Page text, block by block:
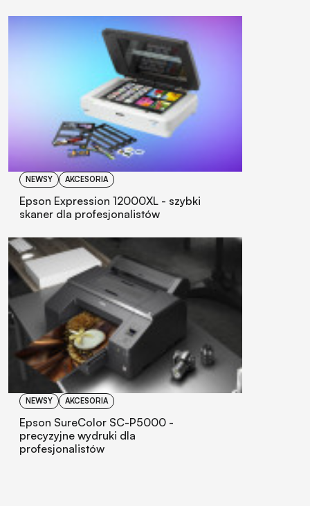
NEWSY AKCESORIA
Epson Expression 12000XL - szybki
skaner dla profesjonalistów
NEWSY AKCESORIA
Epson SureColor SC-P5000 -
precyzyjne wydruki dla
profesjonalistów